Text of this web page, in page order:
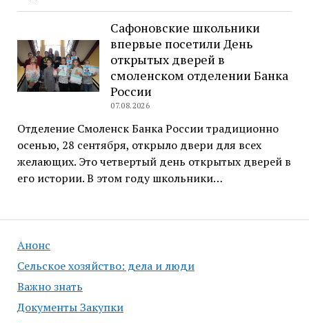
Анонс
Сельское хозяйство: дела и люди
Важно знать
Документы Закупки
Сафоновские школьники
впервые посетили День
открытых дверей в
смоленском отделении Банка
России
07.08.2026
Отделение Смоленск Банка России традиционно
осенью, 28 сентября, открыло двери для всех
желающих. Это четвертый день открытых дверей в
его истории. В этом году школьники…